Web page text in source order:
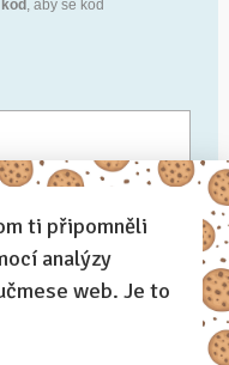
, aby se kód
poznamenat.
se automaticky
tuto volbu a profil
ti připomněli
analýzy
web. Je to